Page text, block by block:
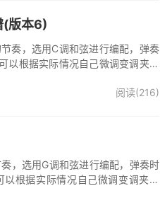
(版本6)
奏，选用C调和弦进行编配，弹奏
以根据实际情况自己微调变调夹品
阅读(216)
，选用G调和弦进行编配，弹奏时
根据实际情况自己微调变调夹品